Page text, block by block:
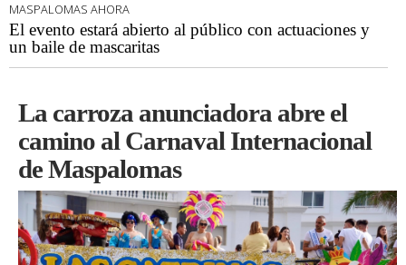
MASPALOMAS AHORA
El evento estará abierto al público con actuaciones y
un baile de mascaritas
La carroza anunciadora abre el
camino al Carnaval Internacional
de Maspalomas